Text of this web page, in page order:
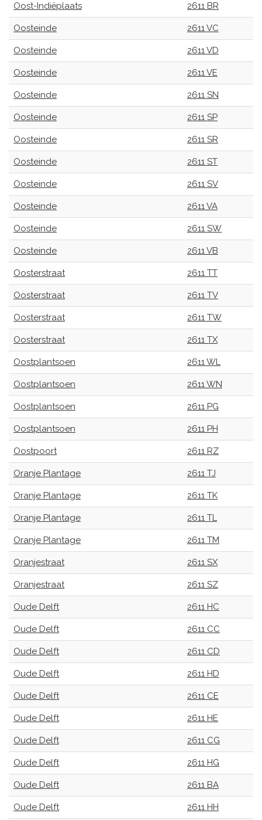
Oost-Indiëplaats 2611 BR
Oosteinde 2611 VC
Oosteinde 2611 VD
Oosteinde 2611 VE
Oosteinde 2611 SN
Oosteinde 2611 SP
Oosteinde 2611 SR
Oosteinde 2611 ST
Oosteinde 2611 SV
Oosteinde 2611 VA
Oosteinde 2611 SW
Oosteinde 2611 VB
Oosterstraat 2611 TT
Oosterstraat 2611 TV
Oosterstraat 2611 TW
Oosterstraat 2611 TX
Oostplantsoen 2611 WL
Oostplantsoen 2611 WN
Oostplantsoen 2611 PG
Oostplantsoen 2611 PH
Oostpoort 2611 RZ
Oranje Plantage 2611 TJ
Oranje Plantage 2611 TK
Oranje Plantage 2611 TL
Oranje Plantage 2611 TM
Oranjestraat 2611 SX
Oranjestraat 2611 SZ
Oude Delft 2611 HC
Oude Delft 2611 CC
Oude Delft 2611 CD
Oude Delft 2611 HD
Oude Delft 2611 CE
Oude Delft 2611 HE
Oude Delft 2611 CG
Oude Delft 2611 HG
Oude Delft 2611 BA
Oude Delft 2611 HH